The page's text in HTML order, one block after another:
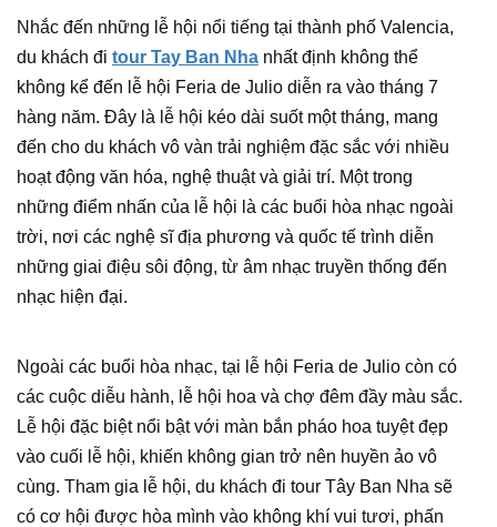
Nhắc đến những lễ hội nổi tiếng tại thành phố Valencia,
du khách đi tour Tay Ban Nha nhất định không thể
không kể đến lễ hội Feria de Julio diễn ra vào tháng 7
hàng năm. Đây là lễ hội kéo dài suốt một tháng, mang
đến cho du khách vô vàn trải nghiệm đặc sắc với nhiều
hoạt động văn hóa, nghệ thuật và giải trí. Một trong
những điểm nhấn của lễ hội là các buổi hòa nhạc ngoài
trời, nơi các nghệ sĩ địa phương và quốc tế trình diễn
những giai điệu sôi động, từ âm nhạc truyền thống đến
nhạc hiện đại.
Ngoài các buổi hòa nhạc, tại lễ hội Feria de Julio còn có
các cuộc diễu hành, lễ hội hoa và chợ đêm đầy màu sắc.
Lễ hội đặc biệt nổi bật với màn bắn pháo hoa tuyệt đẹp
vào cuối lễ hội, khiến không gian trở nên huyền ảo vô
cùng. Tham gia lễ hội, du khách đi tour Tây Ban Nha sẽ
có cơ hội được hòa mình vào không khí vui tươi, phấn